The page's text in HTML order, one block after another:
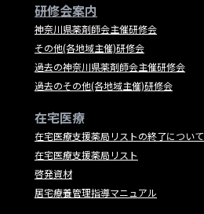
研修会案内
神奈川県薬剤師会主催研修会
その他(各地域主催)研修会
過去の神奈川県薬剤師会主催研修会
過去のその他(各地域主催)研修会
在宅医療
在宅医療支援薬局リストの終了について
在宅医療支援薬局リスト
啓発資材
居宅療養管理指導マニュアル